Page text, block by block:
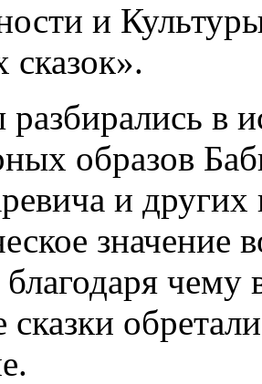
и
разбирались в
образов
и других
значение
чему
сказки